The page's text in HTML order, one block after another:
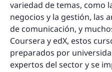
variedad de temas, como
negocios y la gestión, las
de comunicación, y
Coursera y edX, estos
preparados por
expertos del sector y se